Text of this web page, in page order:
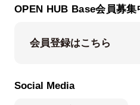
OPEN HUB Base会員募集
会員登録はこちら
Social Media